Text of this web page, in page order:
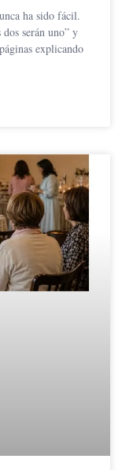
ha sido fácil.
serán uno” y
explicando